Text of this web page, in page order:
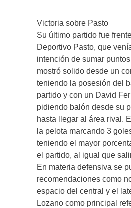
Victoria sobre Pasto
Su último partido fue
Deportivo Pasto, que
intención de sumar
mostró solido desde un
teniendo la posesión del
partido y con un David
pidiendo balón desde su
hasta llegar al área rival.
la pelota marcando 3
teniendo el mayor
el partido, al igual que
En materia defensiva se
recomendaciones como
espacio del central y el
Lozano como principal